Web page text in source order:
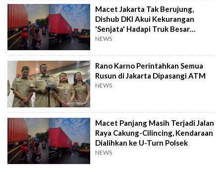
Macet Jakarta Tak Berujung,
Dishub DKI Akui Kekurangan
'Senjata' Hadapi Truk Besar
Mogok
NEWS
Rano Karno Perintahkan Semua
Rusun di Jakarta Dipasangi ATM
NEWS
Macet Panjang Masih Terjadi Jalan
Raya Cakung-Cilincing, Kendaraan
Dialihkan ke U-Turn Polsek
NEWS